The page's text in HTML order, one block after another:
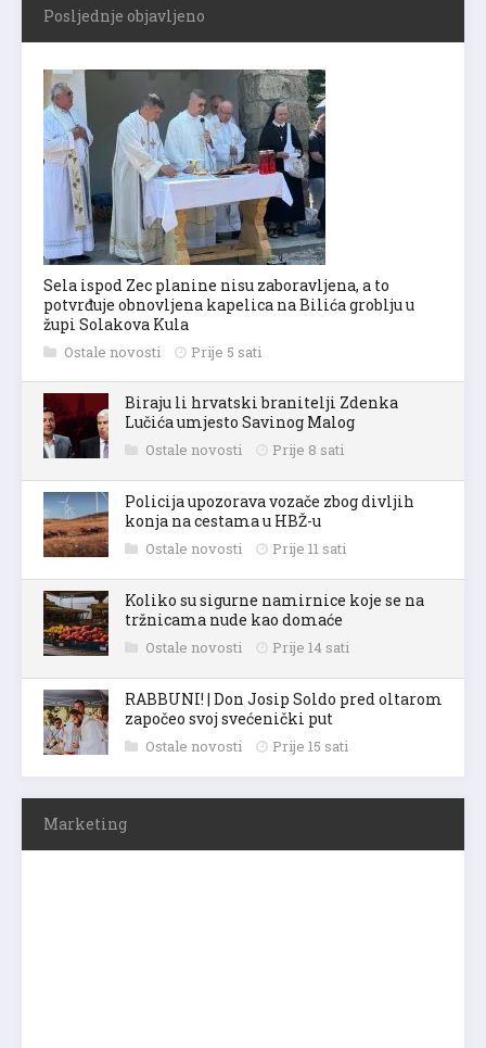
Posljednje objavljeno
Sela ispod Zec planine nisu zaboravljena, a to
potvrđuje obnovljena kapelica na Bilića groblju u
župi Solakova Kula
Ostale novosti Prije 5 sati
Biraju li hrvatski branitelji Zdenka
Lučića umjesto Savinog Malog
Ostale novosti Prije 8 sati
Policija upozorava vozače zbog divljih
konja na cestama u HBŽ-u
Ostale novosti Prije 11 sati
Koliko su sigurne namirnice koje se na
tržnicama nude kao domaće
Ostale novosti Prije 14 sati
RABBUNI! | Don Josip Soldo pred oltarom
započeo svoj svećenički put
Ostale novosti Prije 15 sati
Marketing